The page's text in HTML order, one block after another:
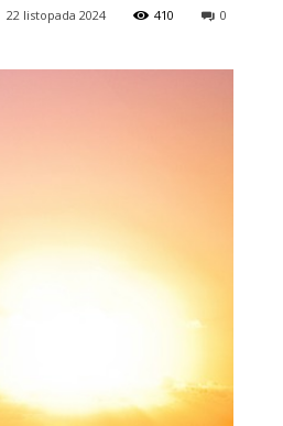
22 listopada 2024 410 0